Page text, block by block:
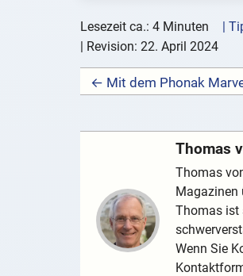
Lesezeit ca.: 4 Minuten |
| Revision: 22. April 2024
Thomas
Thomas
Magazinen
Thomas ist
Wenn Sie